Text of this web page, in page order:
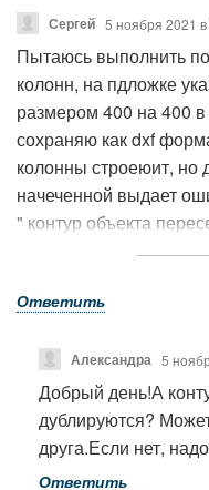
Сергей 5 ноября 2021
Пытаюсь выполнить
колонн, на пдложке
размером 400 на 400
сохраняю как dxf
колонны строеюит, но
начеченной выдает
" контур объекта
Хотя созданы только
Ответить
Александра 5
Добрый день!А
дублируются?
друга.Если нет,
Ответить